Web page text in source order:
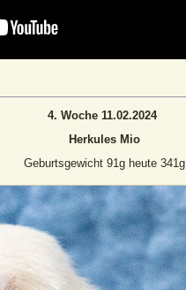
4. Woche 11.02.2024
Herkules Mio
Geburtsgewicht 91g heute 341g